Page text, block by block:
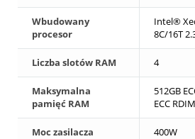
Wbudowany
procesor
Intel®
8C/16T
Liczba slotów RAM 4
Maksymalna
pamięć RAM
512GB
ECC
Moc zasilacza 400W